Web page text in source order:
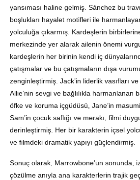
yansıması haline gelmiş. Sánchez bu
boşlukları hayalet motifleri ile
yolculuğa çıkarmış. Kardeşlerin
merkezinde yer alarak ailenin önemi
kardeşlerin her birinin kendi iç
çatışmalar ve bu çatışmaların dışa
zenginleştirmiş. Jack’in liderlik vasıfları
Allie’nin sevgi ve bağlılıkla harmanlanan
öfke ve koruma içgüdüsü, Jane’in
Sam’in çocuk saflığı ve merakı, filmi
derinleştirmiş. Her bir karakterin içsel
ve filmdeki dramatik yapıyı güçlendirmiş.
Sonuç olarak, Marrowbone’un sonunda,
çözülme anıyla ana karakterlerin trajik